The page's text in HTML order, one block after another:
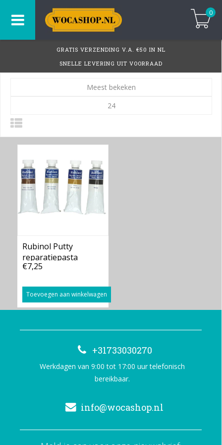
0
GRATIS VERZENDING V.A. €50 IN NL
SNELLE LEVERING UIT VOORRAAD
Meest bekeken
24
Rubinol Putty
reparatiepasta
€7,25
Toevoegen aan winkelwagen
+31733030270
Werkdagen van 9:00 tot 17:00 uur telefonisch
bereikbaar.
info@wocashop.nl